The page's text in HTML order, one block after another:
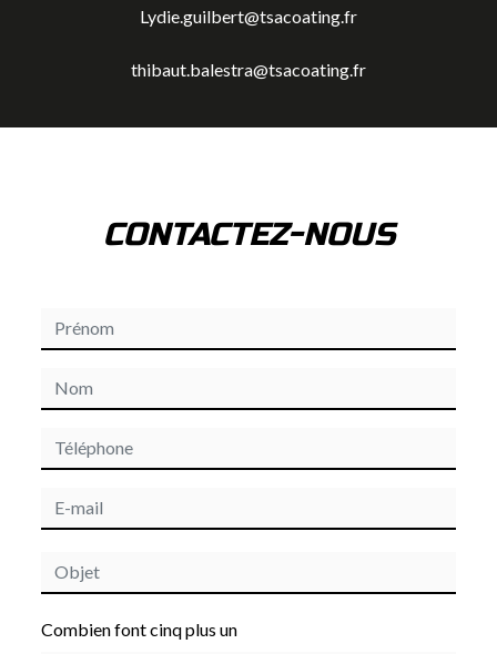
Lydie.guilbert@tsacoating.fr
thibaut.balestra@tsacoating.fr
CONTACTEZ-NOUS
Combien font cinq plus un